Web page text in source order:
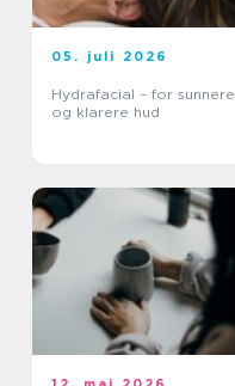
05. juli 2026
Hydrafacial – for sunnere
og klarere hud